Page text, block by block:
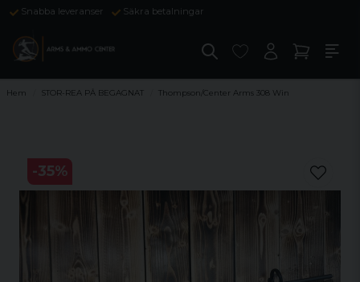
Snabba leveranser Säkra betalningar
Hem STOR-REA PÅ BEGAGNAT Thompson/Center Arms 308 Win
-35%